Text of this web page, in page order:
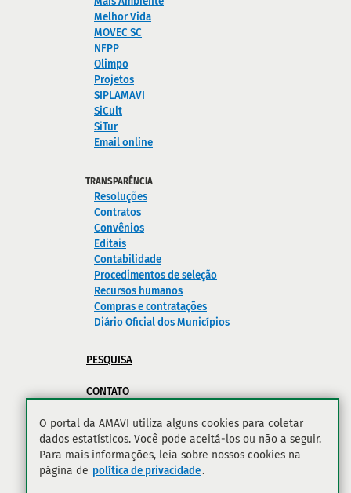
Melhor Vida
MOVEC SC
NFPP
Olimpo
Projetos
SIPLAMAVI
SiCult
SiTur
Email online
TRANSPARÊNCIA
Resoluções
Contratos
Convênios
Editais
Contabilidade
Procedimentos de seleção
Recursos humanos
Compras e contratações
Diário Oficial dos Municípios
PESQUISA
CONTATO
POLÍTICA DE PRIVACIDADE
O portal da AMAVI utiliza alguns cookies para coletar
dados estatísticos. Você pode aceitá-los ou não a seguir.
Para mais informações, leia sobre nossos cookies na
página de política de privacidade.